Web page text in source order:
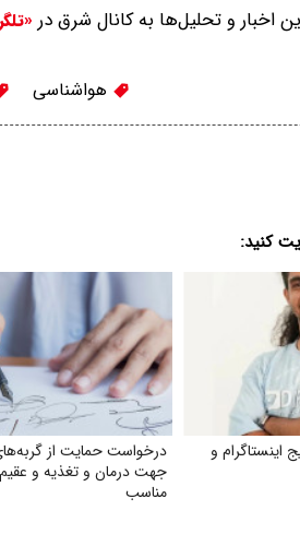
اخبار و تحلیل‌ها به کانال شرق در
هواشناسی
کنید:
و
درخواست حمایت از
جهت درمان و تغذیه و
مناسب